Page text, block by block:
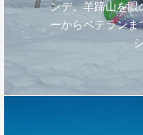
ンデ。羊蹄山を眼
ーからベテランま